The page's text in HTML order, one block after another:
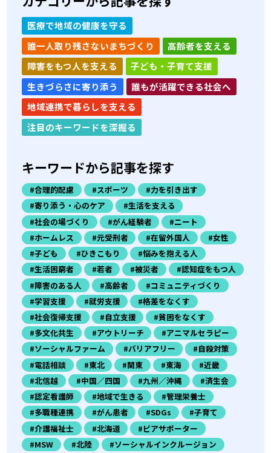
医療で地域の健康を守る
誰一人取り残さないまちづくり
高齢者を支える
障害をもつ人を支える
子ども・子育て支援
生きづらさに寄り添う
誰もが活躍できる社会へ
地域連携で暮らしを支える
注目のキーワードを深掘る
キーワードから記事を探す
#合理的配慮 #スポーツ
#力を引き出す
#寄り添う・心のケア
#生活を支える
#社会の場づくり
#がん経験者
#ニート
#ホームレス
#元受刑者 #在留外国人
#女性
#子ども
#ひきこもり
#悩みを抱える人
#生活困窮者
#若者 #被災者
#認知症をもつ人
#障害のある人
#高齢者
#コミュニティづくり
#学習支援
#就労支援
#格差をなくす
#社会復帰支援
#自立支援
#貧困をなくす
#多文化共生
#アウトリーチ
#アニマルセラピー
#ソーシャルファーム
#バリアフリー
#自殺対策
#電話相談
#東北 #関東 #東海
#近畿
#北信越
#中国／四国 #九州／沖縄
#済生会
#認定看護師
#地域で生きる
#管理栄養士
#多職種連携
#がん患者 #SDGs
#子育て
#介護福祉士
#北海道
#ピアサポーター
#MSW
#北陸
#ソーシャルインクルージョン